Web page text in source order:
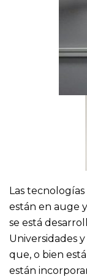
Las
están en auge
se está
Universidades
que, o bien
están